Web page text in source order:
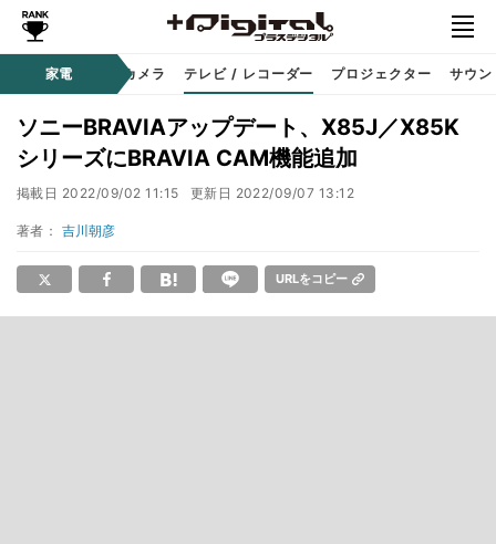
家電 カメラ テレビ / レコーダー プロジェクター サウ
ソニーBRAVIAアップデート、X85J／X85K
シリーズにBRAVIA CAM機能追加
掲載日 2022/09/02 11:15 更新日 2022/09/07 13:12
著者： 吉川朝彦
URLをコピー